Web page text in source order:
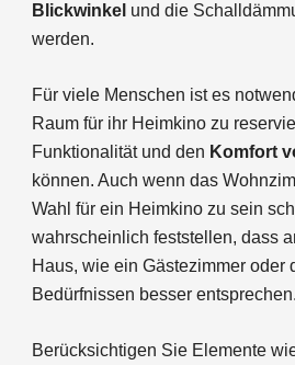
Blickwinkel und die
werden.
Für viele Menschen ist es
Raum für ihr Heimkino zu
Funktionalität und den Komfort
können. Auch wenn das
Wahl für ein Heimkino zu sein
wahrscheinlich feststellen, dass
Haus, wie ein Gästezimmer oder
Bedürfnissen besser entsprechen.
Berücksichtigen Sie Elemente